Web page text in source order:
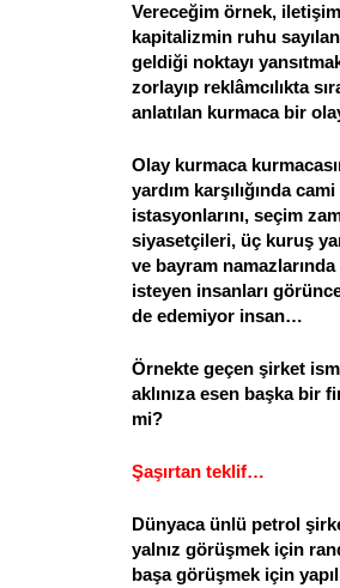
Vereceğim örnek,
kapitalizmin ruhu sayılan
geldiği noktayı
zorlayıp reklâmcılıkta
anlatılan kurmaca bir
Olay kurmaca
yardım karşılığında
istasyonlarını, seçim
siyasetçileri, üç kuruş
ve bayram
isteyen insanları
de edemiyor insan…
Örnekte geçen şirket
aklınıza esen başka bir
mi?
Şaşırtan teklif…
Dünyaca ünlü petrol
yalnız görüşmek için
başa görüşmek için